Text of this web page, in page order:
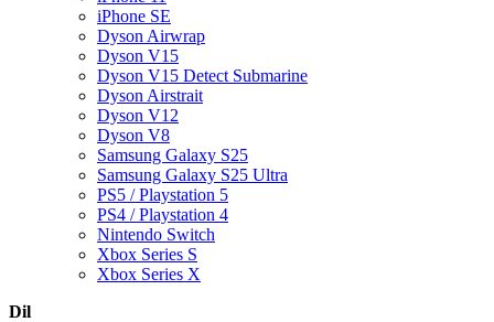
iPhone SE
Dyson Airwrap
Dyson V15
Dyson V15 Detect Submarine
Dyson Airstrait
Dyson V12
Dyson V8
Samsung Galaxy S25
Samsung Galaxy S25 Ultra
PS5 / Playstation 5
PS4 / Playstation 4
Nintendo Switch
Xbox Series S
Xbox Series X
Dil